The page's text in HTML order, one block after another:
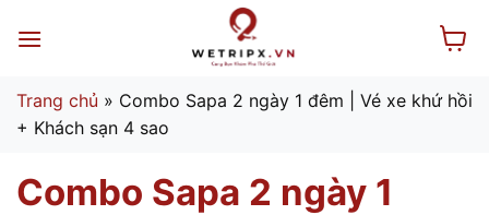
qua
dung
Trang chủ » Combo Sapa 2 ngày 1 đêm | Vé xe khứ hồi
+ Khách sạn 4 sao
Combo Sapa 2 ngày 1